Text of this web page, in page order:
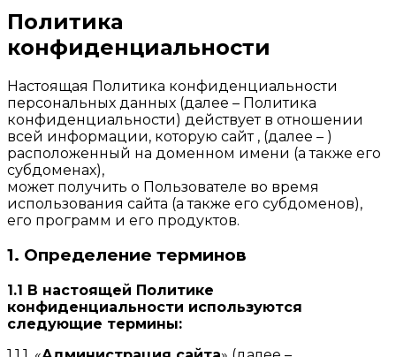
Политика
конфиденциальности
Настоящая Политика конфиденциальности
персональных данных (далее – Политика
конфиденциальности) действует в отношении
всей информации, которую сайт , (далее – )
расположенный на доменном имени (а также его
субдоменах),
может получить о Пользователе во время
использования сайта (а также его субдоменов),
его программ и его продуктов.
1. Определение терминов
1.1 В настоящей Политике
конфиденциальности используются
следующие термины: